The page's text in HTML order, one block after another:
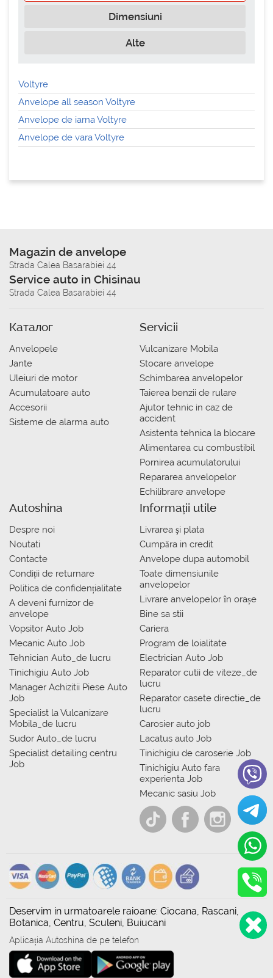
Dimensiuni
Alte
Voltyre
Anvelope all season Voltyre
Anvelope de iarna Voltyre
Anvelope de vara Voltyre
Magazin de anvelope
Strada Calea Basarabiei 44
Service auto in Chisinau
Strada Calea Basarabiei 44
Каталог
Anvelopele
Jante
Uleiuri de motor
Acumulatoare auto
Accesorii
Sisteme de alarma auto
Servicii
Vulcanizare Mobila
Stocare anvelope
Schimbarea anvelopelor
Taierea benzii de rulare
Ajutor tehnic in caz de
accident
Asistenta tehnica la blocare
Alimentarea cu combustibil
Pornirea acumulatorului
Repararea anvelopelor
Echilibrare anvelope
Autoshina
Despre noi
Noutati
Contacte
Condiții de returnare
Politica de confidențialitate
A deveni furnizor de
anvelope
Vopsitor Auto Job
Mecanic Auto Job
Tehnician Auto_de lucru
Tinichigiu Auto Job
Manager Achizitii Piese Auto
Job
Specialist la Vulcanizare
Mobila_de lucru
Sudor Auto_de lucru
Specialist detailing centru
Job
Informații utile
Livrarea şi plata
Сumpăra in credit
Anvelope dupa automobil
Toate dimensiunile
anvelopelor
Livrare anvelopelor în orașe
Bine sa stii
Cariera
Program de loialitate
Electrician Auto Job
Reparator cutii de viteze_de
lucru
Reparator casete directie_de
lucru
Carosier auto job
Lacatus auto Job
Tinichigiu de caroserie Job
Tinichigiu Auto fara
experienta Job
Mecanic sasiu Job
Deservim in urmatoarele raioane: Ciocana, Rascani,
Botanica, Centru, Sculeni, Buiucani
Aplicația Autoshina de pe telefon